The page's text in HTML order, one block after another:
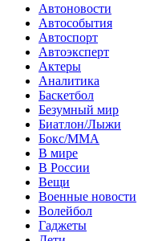
Автоновости
Автособытия
Автоспорт
Автоэксперт
Актеры
Аналитика
Баскетбол
Безумный мир
Биатлон/Лыжи
Бокс/MMA
В мире
В России
Вещи
Военные новости
Волейбол
Гаджеты